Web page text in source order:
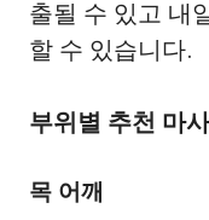
출될 수 있고 내
할 수 있습니다.
부위별 추천 마
목 어깨